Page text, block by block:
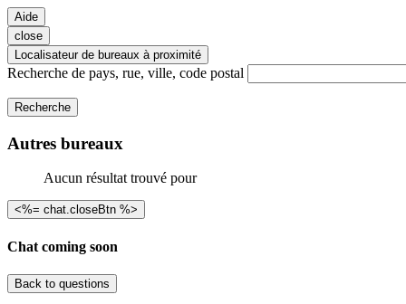
Aide
close
Localisateur de bureaux à proximité
Recherche de pays, rue, ville, code postal
Recherche
Autres bureaux
Aucun résultat trouvé pour
<%= chat.closeBtn %>
Chat coming soon
Back to questions